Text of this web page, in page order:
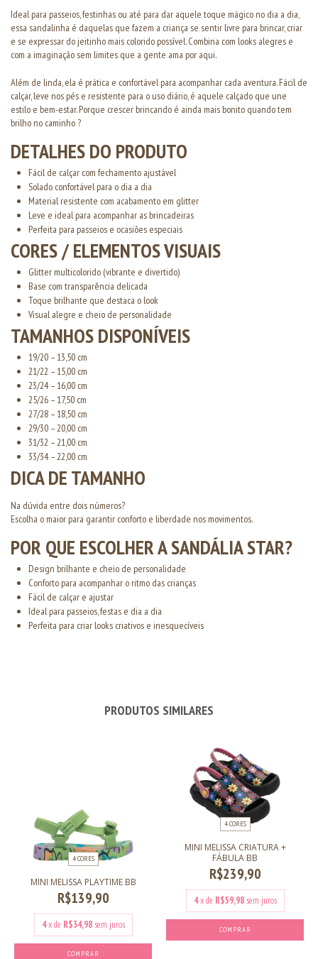
Ideal para passeios, festinhas ou até para dar aquele toque mágico no dia a dia,
essa sandalinha é daquelas que fazem a criança se sentir livre para brincar, criar
e se expressar do jeitinho mais colorido possível. Combina com looks alegres e
com a imaginação sem limites que a gente ama por aqui.
Além de linda, ela é prática e confortável para acompanhar cada aventura. Fácil de
calçar, leve nos pés e resistente para o uso diário, é aquele calçado que une
estilo e bem-estar. Porque crescer brincando é ainda mais bonito quando tem
brilho no caminho ?
DETALHES DO PRODUTO
Fácil de calçar com fechamento ajustável
Solado confortável para o dia a dia
Material resistente com acabamento em glitter
Leve e ideal para acompanhar as brincadeiras
Perfeita para passeios e ocasiões especiais
CORES / ELEMENTOS VISUAIS
Glitter multicolorido (vibrante e divertido)
Base com transparência delicada
Toque brilhante que destaca o look
Visual alegre e cheio de personalidade
TAMANHOS DISPONÍVEIS
19/20 – 13,50 cm
21/22 – 15,00 cm
23/24 – 16,00 cm
25/26 – 17,50 cm
27/28 – 18,50 cm
29/30 – 20,00 cm
31/32 – 21,00 cm
33/34 – 22,00 cm
DICA DE TAMANHO
Na dúvida entre dois números?
Escolha o maior para garantir conforto e liberdade nos movimentos.
POR QUE ESCOLHER A SANDÁLIA STAR?
Design brilhante e cheio de personalidade
Conforto para acompanhar o ritmo das crianças
Fácil de calçar e ajustar
Ideal para passeios, festas e dia a dia
Perfeita para criar looks criativos e inesquecíveis
PRODUTOS SIMILARES
4 CORES
MINI MELISSA PLAYTIME BB
R$139,90
4 x de R$34,98 sem juros
COMPRAR
4 CORES
MINI MELISSA CRIATURA +
FÁBULA BB
R$239,90
4 x de R$59,98 sem juros
COMPRAR